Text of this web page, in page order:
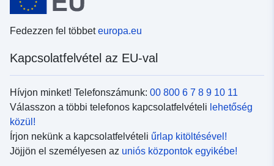
Fedezzen fel többeteuropa.eu
Kapcsolatfelvétel az EU-val
Hívjon minket! Telefonszámunk: 00 800 6 7 8 9 10 11
Válasszon a többi telefonos kapcsolatfelvételi lehetőség
közül!
Írjon nekünk a kapcsolatfelvételi űrlap kitöltésével!
Jöjjön el személyesen az uniós központok egyikébe!